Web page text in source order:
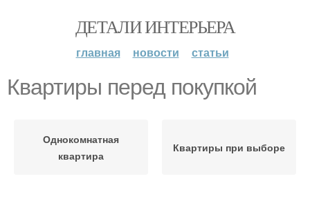
ДЕТАЛИ ИНТЕРЬЕРА
главная новости статьи
Квартиры перед покупкой
Однокомнатная
квартира
Квартиры при выборе